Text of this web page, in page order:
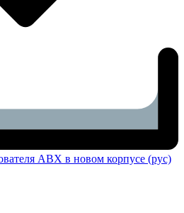
ABX в новом корпусе (рус)